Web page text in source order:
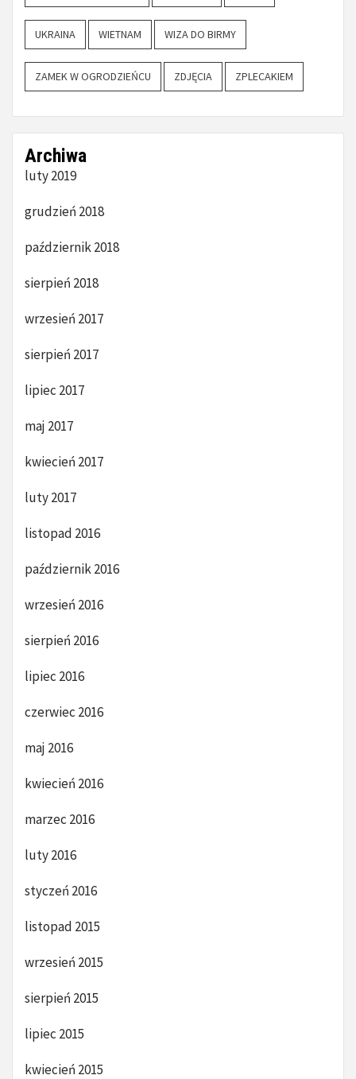
UKRAINA WIETNAM WIZA DO BIRMY
ZAMEK W OGRODZIEŃCU ZDJĘCIA ZPLECAKIEM
Archiwa
luty 2019
grudzień 2018
październik 2018
sierpień 2018
wrzesień 2017
sierpień 2017
lipiec 2017
maj 2017
kwiecień 2017
luty 2017
listopad 2016
październik 2016
wrzesień 2016
sierpień 2016
lipiec 2016
czerwiec 2016
maj 2016
kwiecień 2016
marzec 2016
luty 2016
styczeń 2016
listopad 2015
wrzesień 2015
sierpień 2015
lipiec 2015
kwiecień 2015